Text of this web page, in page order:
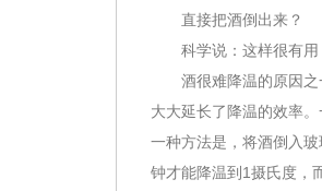
直接把酒倒出来？
科学说：这样很有用
酒很难降温的原因之
大大延长了降温的效率
一种方法是，将酒倒入
钟才能降温到1摄氏度，